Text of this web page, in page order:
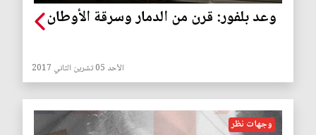
وعد بلفور: قرن من الدمار وسرقة الأوطان
الأحد 05 تشرين الثاني 2017
وجهات نظر